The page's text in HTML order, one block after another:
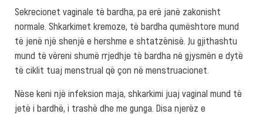
Sekrecionet vaginale të bardha, pa erë janë zakonisht
normale. Shkarkimet kremoze, të bardha qumështore mund
të jenë një shenjë e hershme e shtatzënisë. Ju gjithashtu
mund të vëreni shumë rrjedhje të bardha në gjysmën e dytë
të ciklit tuaj menstrual që çon në menstruacionet.
Nëse keni një infeksion maja, shkarkimi juaj vaginal mund të
jetë i bardhë, i trashë dhe me gunga. Disa njerëz e